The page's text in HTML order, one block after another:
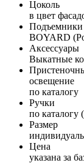
Цоколь
в цвет
Подъемники
BOYARD
Аксессуары
Выкатные
освещение
по каталогу
Ручки
по каталогу
Размер
Цена
указана за